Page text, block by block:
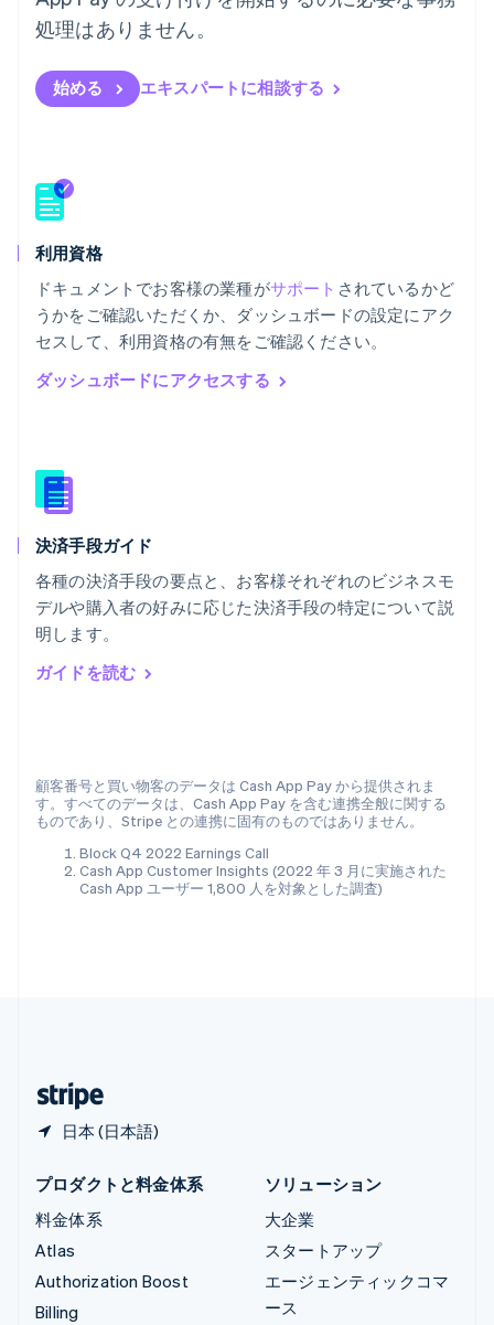
処理はありません。
始める エキスパートに相談する
利用資格
ドキュメントでお客様の業種がサポート されているかど
うかをご確認いただくか、ダッシュボードの設定にアク
セスして、利用資格の有無をご確認ください。
ダッシュボードにアクセスする
決済手段ガイド
各種の決済手段の要点と、お客様それぞれのビジネスモ
デルや購入者の好みに応じた決済手段の特定について説
明します。
ガイドを読む
顧客番号と買い物客のデータは Cash App Pay から提供されま
す。すべてのデータは、Cash App Pay を含む連携全般に関する
ものであり、Stripe との連携に固有のものではありません。
Block Q4 2022 Earnings Call
Cash App Customer Insights (2022 年 3 月に実施された
Cash App ユーザー 1,800 人を対象とした調査)
日本 (日本語)
チェコ共和国
English
デンマーク
English
English
ハンガリー
フィンランド
EnglishSvenska
ブラジル
フランス
ベルギー
Nederlands
ポーランド
English
PortuguêsEnglish
マルタ
English
マレーシア
English简体中文
リトアニア
English
リヒテンシュタイン
Deutsch English
ルーマニア
プロダクトと料金体系
料金体系
Atlas
Authorization Boost
Billing
ソリューション
大企業
スタートアップ
エージェンティックコマ
ース